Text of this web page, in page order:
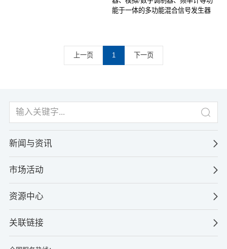
能于一体的多功能混合信号发生器
上一页 1 下一页
新闻与资讯
市场活动
资源中心
关联链接